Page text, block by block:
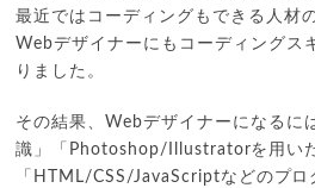
最近ではコーディングもできる人材
Webデザイナーにもコーディングス
りました。
その結果、Webデザイナーになるに
識」「Photoshop/Illustratorを用い
「HTML/CSS/JavaScriptなどのプ